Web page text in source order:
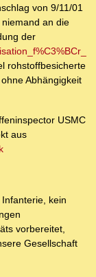
von 9/11/01
an die
der
rohstoffbesicherte
Abhängigkeit
USMC
aus
kein
vorbereitet,
Gesellschaft